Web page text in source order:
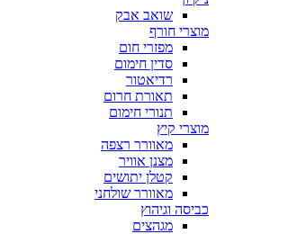
שואב אבק
מוצרי חורף
מפזרי חום
סדין חימום
רדיאטור
תאורת חרום
תנורי חימום
מוצרי קיץ
מאוורר רצפה
מצנן אוויר
קטלן יתושים
מאוורר שולחני
כביסה וגיהוץ
מגהצים